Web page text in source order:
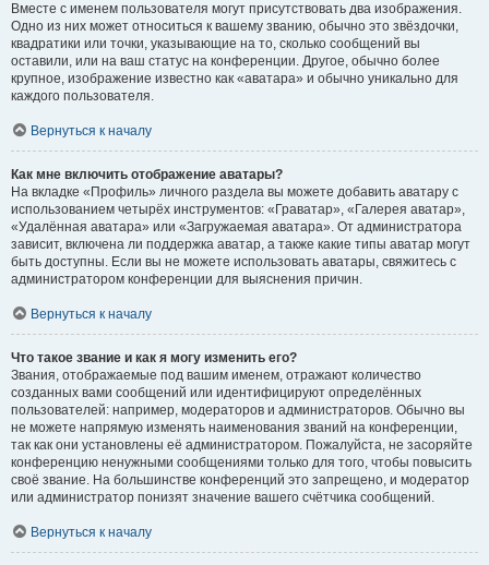
Вместе с именем пользователя могут присутствовать два изображения.
Одно из них может относиться к вашему званию, обычно это звёздочки,
квадратики или точки, указывающие на то, сколько сообщений вы
оставили, или на ваш статус на конференции. Другое, обычно более
крупное, изображение известно как «аватара» и обычно уникально для
каждого пользователя.
Вернуться к началу
Как мне включить отображение аватары?
На вкладке «Профиль» личного раздела вы можете добавить аватару с
использованием четырёх инструментов: «Граватар», «Галерея аватар»,
«Удалённая аватара» или «Загружаемая аватара». От администратора
зависит, включена ли поддержка аватар, а также какие типы аватар могут
быть доступны. Если вы не можете использовать аватары, свяжитесь с
администратором конференции для выяснения причин.
Вернуться к началу
Что такое звание и как я могу изменить его?
Звания, отображаемые под вашим именем, отражают количество
созданных вами сообщений или идентифицируют определённых
пользователей: например, модераторов и администраторов. Обычно вы
не можете напрямую изменять наименования званий на конференции,
так как они установлены её администратором. Пожалуйста, не засоряйте
конференцию ненужными сообщениями только для того, чтобы повысить
своё звание. На большинстве конференций это запрещено, и модератор
или администратор понизят значение вашего счётчика сообщений.
Вернуться к началу